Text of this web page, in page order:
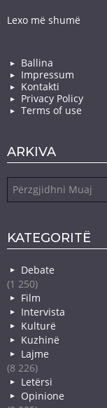
Lexo më shumë
Ballina
Impressum
Kontakti
Privacy Policy
Terms of use
ARKIVA
KATEGORITË
Debate
(1 250)
Film
Intervista
Kulturë
Kuzhinë
Lajme
(8 226)
Letërsi
Opinione